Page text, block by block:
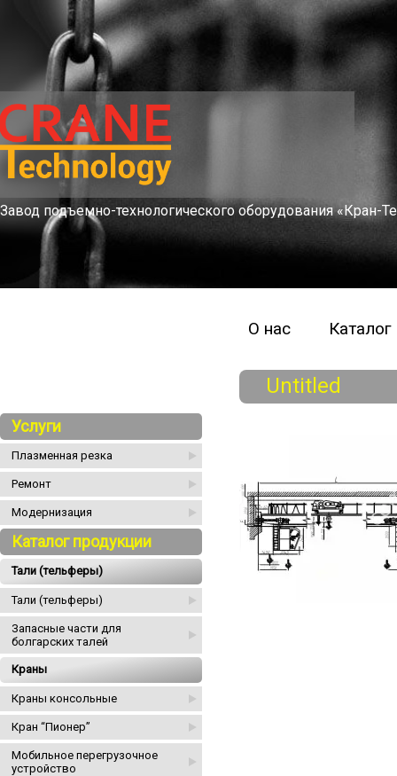
Завод подъемно-технологического оборудования «Кран-
О нас
Услуги
Плазменная резка
Ремонт
Модернизация
Каталог продукции
Тали (тельферы)
Тали (тельферы)
Запасные части для
болгарских талей
Краны
Краны консольные
Кран “Пионер”
Мобильное перегрузочное
устройство
Untitled